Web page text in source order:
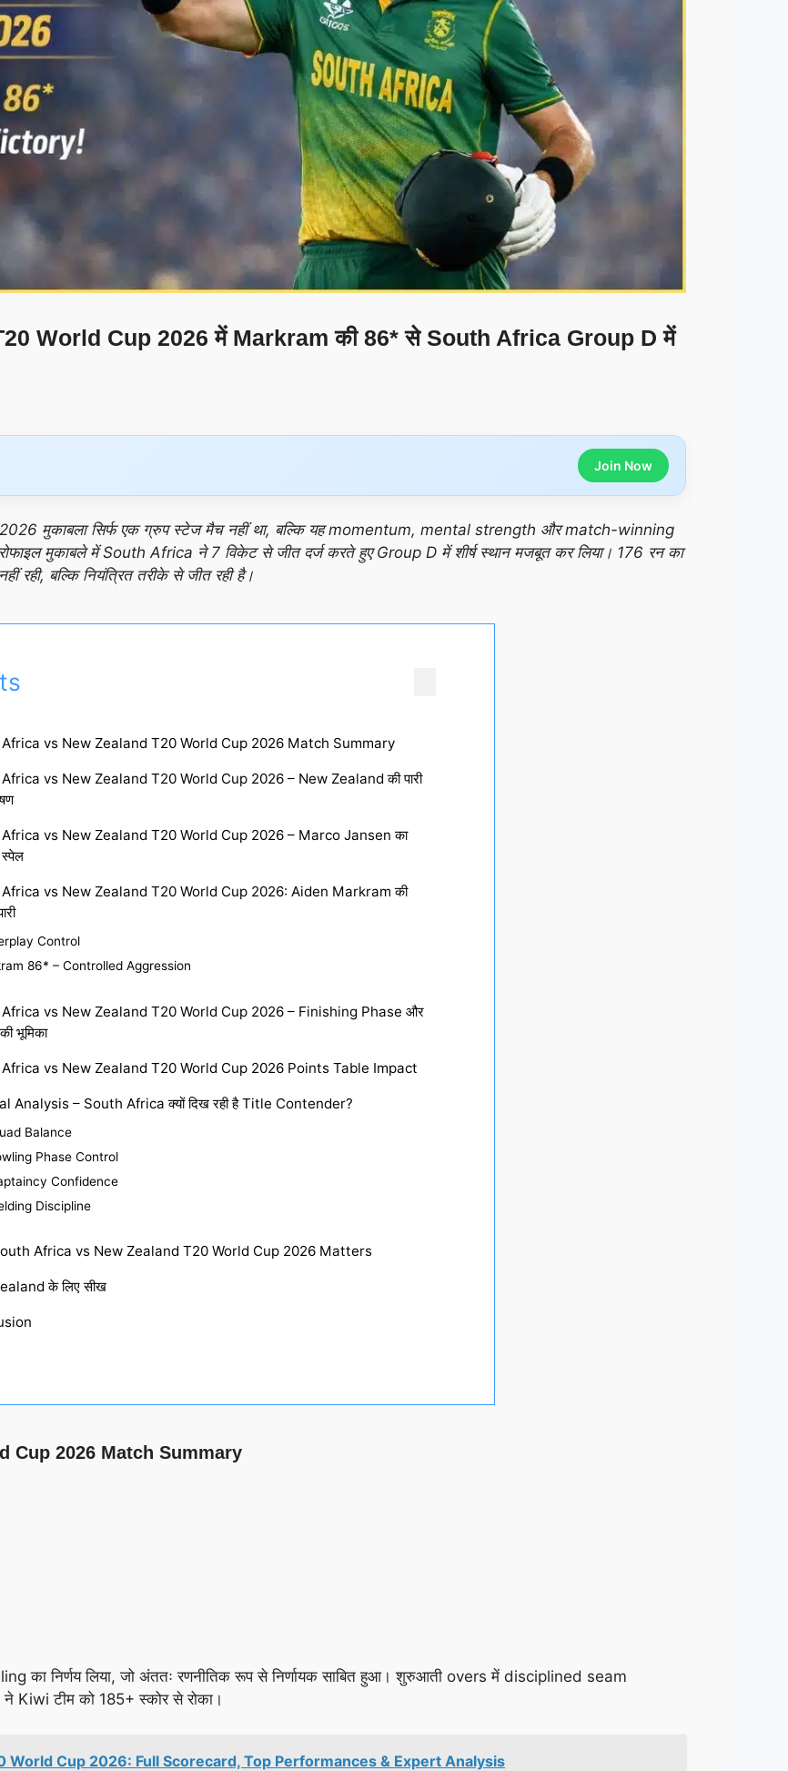
World Cup 2026 में Markram की 86* से South Africa Group D में
Join Now
मुकाबला सिर्फ एक ग्रुप स्टेज मैच नहीं था, बल्कि यह momentum, mental strength और match-winning
मुकाबले में South Africa ने 7 विकेट से जीत दर्ज करते हुए Group D में शीर्ष स्थान मजबूत कर लिया। 176 रन का
रही, बल्कि नियंत्रित तरीके से जीत रही है।
vs New Zealand T20 World Cup 2026 Match Summary
vs New Zealand T20 World Cup 2026 – New Zealand की पारी
vs New Zealand T20 World Cup 2026 – Marco Jansen का
स्पेल
vs New Zealand T20 World Cup 2026: Aiden Markram की
Control
86* – Controlled Aggression
vs New Zealand T20 World Cup 2026 – Finishing Phase और
भूमिका
vs New Zealand T20 World Cup 2026 Points Table Impact
Analysis – South Africa क्यों दिख रही है Title Contender?
Balance
Phase Control
Confidence
Discipline
Africa vs New Zealand T20 World Cup 2026 Matters
के लिए सीख
Cup 2026 Match Summary
निर्णय लिया, जो अंततः रणनीतिक रूप से निर्णायक साबित हुआ। शुरुआती overs में disciplined seam
टीम को 185+ स्कोर से रोका।
World Cup 2026: Full Scorecard, Top Performances & Expert Analysis